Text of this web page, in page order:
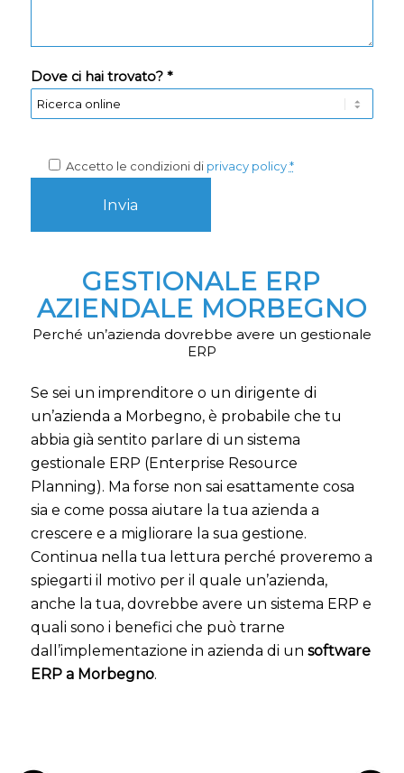
Dove ci hai trovato? *
Accetto le condizioni di privacy policy *
GESTIONALE ERP
AZIENDALE MORBEGNO
Perché un’azienda dovrebbe avere un gestionale
ERP
Se sei un imprenditore o un dirigente di
un’azienda a Morbegno, è probabile che tu
abbia già sentito parlare di un sistema
gestionale ERP (Enterprise Resource
Planning). Ma forse non sai esattamente cosa
sia e come possa aiutare la tua azienda a
crescere e a migliorare la sua gestione.
Continua nella tua lettura perché proveremo a
spiegarti il motivo per il quale un’azienda,
anche la tua, dovrebbe avere un sistema ERP e
quali sono i benefici che può trarne
dall’implementazione in azienda di un software
ERP a Morbegno.